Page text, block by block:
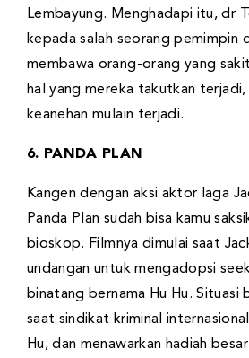
Lembayung. Menghadapi itu, dr
kepada salah seorang pemimpin
membawa orang-orang yang
hal yang mereka takutkan terjadi,
keanehan mulain terjadi.
6. PANDA PLAN
Kangen dengan aksi aktor laga
Panda Plan sudah bisa kamu
bioskop. Filmnya dimulai saat
undangan untuk mengadopsi
binatang bernama Hu Hu. Situasi
saat sindikat kriminal
Hu, dan menawarkan hadiah